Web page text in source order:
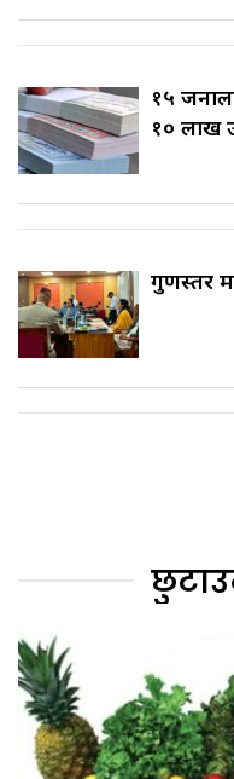
१५
१० लाख
गुणस्तर